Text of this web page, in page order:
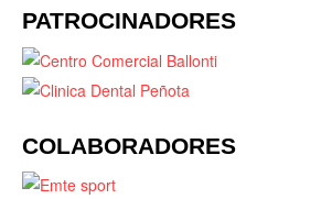
PATROCINADORES
COLABORADORES